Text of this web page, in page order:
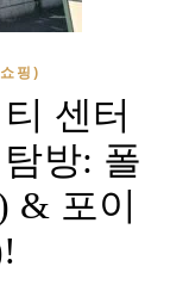
핑)
센터
방: 폴
& 포이